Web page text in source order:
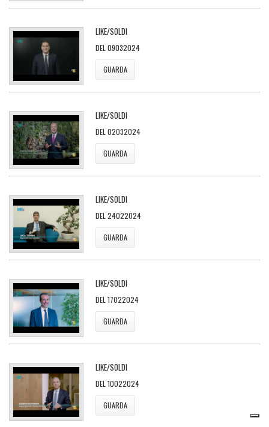
LIKE/SOLDI
DEL 09032024
GUARDA
LIKE/SOLDI
DEL 02032024
GUARDA
LIKE/SOLDI
DEL 24022024
GUARDA
LIKE/SOLDI
DEL 17022024
GUARDA
LIKE/SOLDI
DEL 10022024
GUARDA